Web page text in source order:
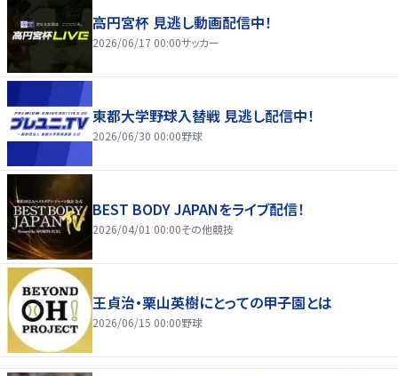
高円宮杯 見逃し動画配信中！
2026/06/17 00:00サッカー
東都大学野球入替戦 見逃し配信中！
2026/06/30 00:00野球
BEST BODY JAPANをライブ配信！
2026/04/01 00:00その他競技
王貞治・栗山英樹にとっての甲子園とは
2026/06/15 00:00野球